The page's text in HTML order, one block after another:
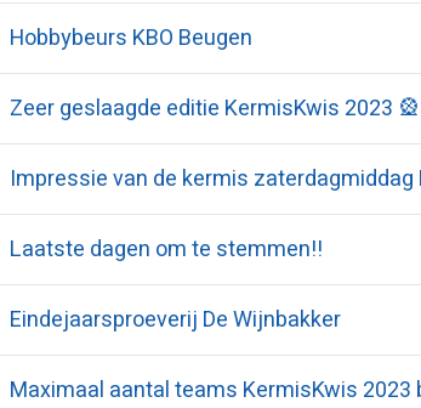
Hobbybeurs KBO Beugen
Zeer geslaagde editie KermisKwis 2023
Impressie van de kermis
Laatste dagen om te stemmen!!
Eindejaarsproeverij De Wijnbakker
Maximaal aantal teams KermisKwis 2023